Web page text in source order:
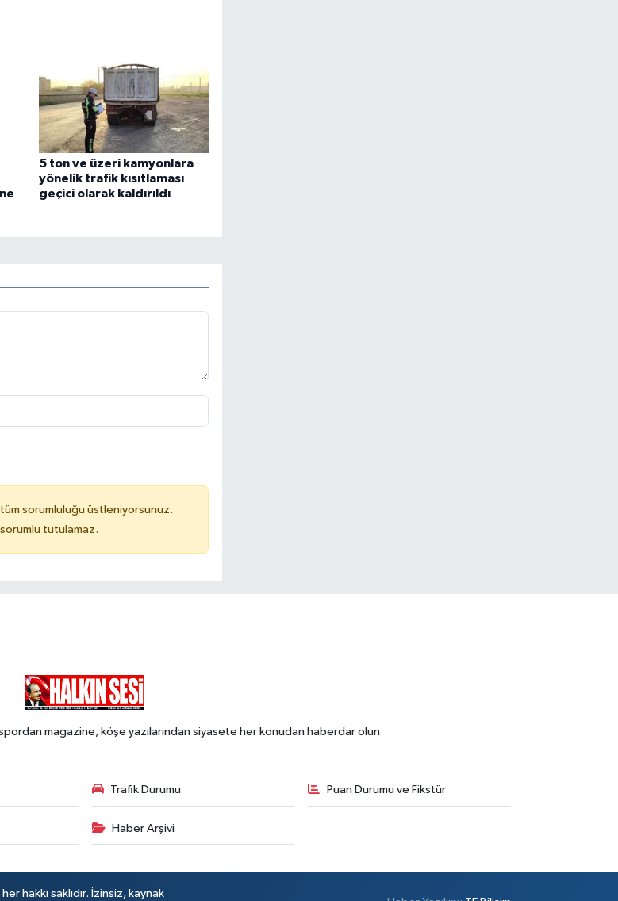
5 ton ve üzeri kamyonlara
yönelik trafik kısıtlaması
geçici olarak kaldırıldı
sorumluluğu üstleniyorsunuz.
sorumlu tutulamaz.
magazine, köşe yazılarından siyasete her konudan haberdar olun
Trafik Durumu Puan Durumu ve Fikstür
Haber Arşivi
hakkı saklıdır. İzinsiz, kaynak